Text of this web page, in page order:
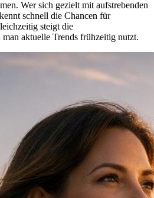
Wer sich gezielt mit aufstrebenden
schnell die Chancen für
steigt die
aktuelle Trends frühzeitig nutzt.